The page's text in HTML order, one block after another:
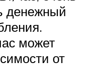
денежный
может
от